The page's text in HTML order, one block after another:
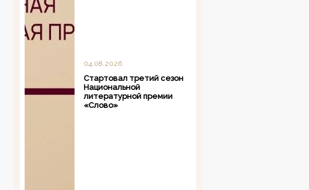
04.08.2026
Стартовал третий сезон
Национальной
литературной премии
«Слово»